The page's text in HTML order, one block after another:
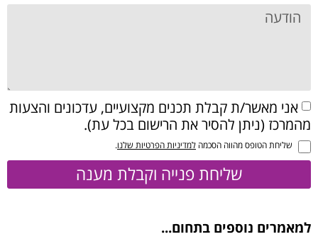
אני מאשר/ת קבלת תכנים מקצועיים, עדכונים והצעות
מהמרכז (ניתן להסיר את הרישום בכל עת).
שליחת הטופס מהווה הסכמה למדיניות הפרטיות שלנו.
שליחת פנייה וקבלת מענה
למאמרים נוספים בתחום...